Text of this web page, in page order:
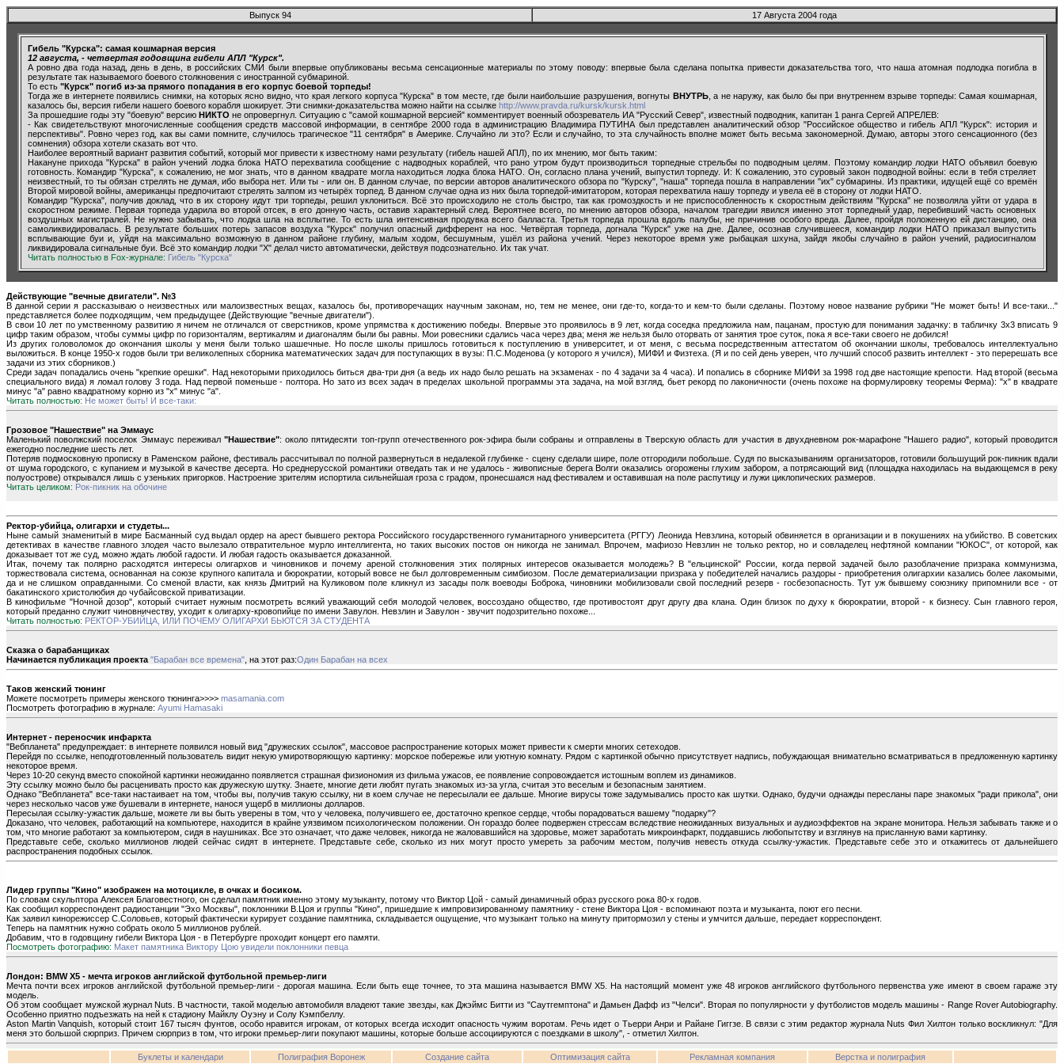
Выпуск 94 17 Августа 2004 года
Гибель "Курска": самая кошмарная версия
12 августа, - четвертая годовщина гибели АПЛ "Курск".
А ровно два года назад, день в день, в российских СМИ были впервые опубликованы весьма сенсационные материалы по этому поводу: впервые была сделана попытка привести доказательства того, что наша атомная подлодка погибла в
результате так называемого боевого столкновения с иностранной субмариной.
То есть "Курск" погиб из-за прямого попадания в его корпус боевой торпеды!
Тогда же в интернете появились снимки, на которых ясно видно, что края легкого корпуса "Курска" в том месте, где были наибольшие разрушения, вогнуты ВНУТРЬ, а не наружу, как было бы при внутреннем взрыве торпеды: Самая кошмарная,
казалось бы, версия гибели нашего боевого корабля шокирует. Эти снимки-доказательства можно найти на ссылке http://www.pravda.ru/kursk/kursk.html
За прошедшие годы эту "боевую" версию НИКТО не опровергнул. Ситуацию с "самой кошмарной версией" комментирует военный обозреватель ИА "Русский Север", известный подводник, капитан 1 ранга Сергей АПРЕЛЕВ:
- Как свидетельствуют многочисленные сообщения средств массовой информации, в сентябре 2000 года в администрацию Владимира ПУТИНА был представлен аналитический обзор "Российское общество и гибель АПЛ "Курск": история и
перспективы". Ровно через год, как вы сами помните, случилось трагическое "11 сентября" в Америке. Случайно ли это? Если и случайно, то эта случайность вполне может быть весьма закономерной. Думаю, авторы этого сенсационного (без
сомнения) обзора хотели сказать вот что.
Наиболее вероятный вариант развития событий, который мог привести к известному нами результату (гибель нашей АПЛ), по их мнению, мог быть таким:
Накануне прихода "Курска" в район учений лодка блока НАТО перехватила сообщение с надводных кораблей, что рано утром будут производиться торпедные стрельбы по подводным целям. Поэтому командир лодки НАТО объявил боевую
готовность. Командир "Курска", к сожалению, не мог знать, что в данном квадрате могла находиться лодка блока НАТО. Он, согласно плана учений, выпустил торпеду. И: К сожалению, это суровый закон подводной войны: если в тебя стреляет
неизвестный, то ты обязан стрелять не думая, ибо выбора нет. Или ты - или он. В данном случае, по версии авторов аналитического обзора по "Курску", "наша" торпеда пошла в направлении "их" субмарины. Из практики, идущей ещё со времён
Второй мировой войны, американцы предпочитают стрелять залпом из четырёх торпед. В данном случае одна из них была торпедой-имитатором, которая перехватила нашу торпеду и увела её в сторону от лодки НАТО.
Командир "Курска", получив доклад, что в их сторону идут три торпеды, решил уклониться. Всё это происходило не столь быстро, так как громоздкость и не приспособленность к скоростным действиям "Курска" не позволяла уйти от удара в
скоростном режиме. Первая торпеда ударила во второй отсек, в его донную часть, оставив характерный след. Вероятнее всего, по мнению авторов обзора, началом трагедии явился именно этот торпедный удар, перебивший часть основных
воздушных магистралей. Не нужно забывать, что лодка шла на всплытие. То есть шла интенсивная продувка всего балласта. Третья торпеда прошла вдоль палубы, не причинив особого вреда. Далее, пройдя положенную ей дистанцию, она
самоликвидировалась. В результате больших потерь запасов воздуха "Курск" получил опасный дифферент на нос. Четвёртая торпеда, догнала "Курск" уже на дне. Далее, осознав случившееся, командир лодки НАТО приказал выпустить
всплывающие буи и, уйдя на максимально возможную в данном районе глубину, малым ходом, бесшумным, ушёл из района учений. Через некоторое время уже рыбацкая шхуна, зайдя якобы случайно в район учений, радиосигналом
ликвидировала сигнальные буи. Всё это командир лодки "Х" делал чисто автоматически, действуя подсознательно. Их так учат.
Читать полностью в Fox-журнале: Гибель "Курска"
Действующие "вечные двигатели". №3
В данной серии я рассказываю о неизвестных или малоизвестных вещах, казалось бы, противоречащих научным законам, но, тем не менее, они где-то, когда-то и кем-то были сделаны. Поэтому новое название рубрики "Не может быть! И все-таки..."
представляется более подходящим, чем предыдущее (Действующие "вечные двигатели").
В свои 10 лет по умственному развитию я ничем не отличался от сверстников, кроме упрямства к достижению победы. Впервые это проявилось в 9 лет, когда соседка предложила нам, пацанам, простую для понимания задачку: в табличку 3х3 вписать 9
цифр таким образом, чтобы суммы цифр по горизонталям, вертикалям и диагоналям были бы равны. Мои ровесники сдались часа через два; меня же нельзя было оторвать от занятия трое суток, пока я все-таки своего не добился!
Из других головоломок до окончания школы у меня были только шашечные. Но после школы пришлось готовиться к поступлению в университет, и от меня, с весьма посредственным аттестатом об окончании школы, требовалось интеллектуально
выложиться. В конце 1950-х годов были три великолепных сборника математических задач для поступающих в вузы: П.С.Моденова (у которого я учился), МИФИ и Физтеха. (Я и по сей день уверен, что лучший способ развить интеллект - это перерешать все
задачи из этих сборников.)
Среди задач попадались очень "крепкие орешки". Над некоторыми приходилось биться два-три дня (а ведь их надо было решать на экзаменах - по 4 задачи за 4 часа). И попались в сборнике МИФИ за 1998 год две настоящие крепости. Над второй (весьма
специального вида) я ломал голову 3 года. Над первой поменьше - полтора. Но зато из всех задач в пределах школьной программы эта задача, на мой взгляд, бьет рекорд по лаконичности (очень похоже на формулировку теоремы Ферма): "х" в квадрате
минус "а" равно квадратному корню из "х" минус "а".
Читать полностью: Не может быть! И все-таки:
Грозовое "Нашествие" на Эммаус
Маленький поволжский поселок Эммаус переживал "Нашествие": около пятидесяти топ-групп отечественного рок-эфира были собраны и отправлены в Тверскую область для участия в двухдневном рок-марафоне "Нашего радио", который проводится
ежегодно последние шесть лет.
Потеряв подмосковную прописку в Раменском районе, фестиваль рассчитывал по полной развернуться в недалекой глубинке - сцену сделали шире, поле отгородили побольше. Судя по высказываниям организаторов, готовили большущий рок-пикник вдали
от шума городского, с купанием и музыкой в качестве десерта. Но среднерусской романтики отведать так и не удалось - живописные берега Волги оказались огорожены глухим забором, а потрясающий вид (площадка находилась на выдающемся в реку
полуострове) открывался лишь с узеньких пригорков. Настроение зрителям испортила сильнейшая гроза с градом, пронесшаяся над фестивалем и оставившая на поле распутицу и лужи циклопических размеров.
Читать целиком: Рок-пикник на обочине
Ректор-убийца, олигархи и студеты...
Ныне самый знаменитый в мире Басманный суд выдал ордер на арест бывшего ректора Российского государственного гуманитарного университета (РГГУ) Леонида Невзлина, который обвиняется в организации и в покушениях на убийство. В советских
детективах в качестве главного злодея часто вылезало отвратительное мурло интеллигента, но таких высоких постов он никогда не занимал. Впрочем, мафиозо Невзлин не только ректор, но и совладелец нефтяной компании "ЮКОС", от которой, как
доказывает тот же суд, можно ждать любой гадости. И любая гадость оказывается доказанной.
Итак, почему так полярно расходятся интересы олигархов и чиновников и почему ареной столкновения этих полярных интересов оказывается молодежь? В "ельцинской" России, когда первой задачей было разоблачение призрака коммунизма,
торжествовала система, основанная на союзе крупного капитала и бюрократии, который вовсе не был долговременным симбиозом. После дематериализации призрака у победителей начались раздоры - приобретения олигархии казались более лакомыми,
да и не слишком оправданными. Со сменой власти, как князь Дмитрий на Куликовом поле кликнул из засады полк воеводы Боброка, чиновники мобилизовали свой последний резерв - госбезопасность. Тут уж бывшему союзнику припомнили все - от
бакатинского христолюбия до чубайсовской приватизации.
В кинофильме "Ночной дозор", который считает нужным посмотреть всякий уважающий себя молодой человек, воссоздано общество, где противостоят друг другу два клана. Один близок по духу к бюрократии, второй - к бизнесу. Сын главного героя,
который преданно служит чиновничеству, уходит к олигарху-кровопийце по имени Завулон. Невзлин и Завулон - звучит подозрительно похоже...
Читать полностью: РЕКТОР-УБИЙЦА, ИЛИ ПОЧЕМУ ОЛИГАРХИ БЬЮТСЯ ЗА СТУДЕНТА
Сказка о барабанщиках
Начинается публикация проекта "Барабан все времена" , на этот раз:Один Барабан на всех
Таков женский тюнинг
Можете посмотреть примеры женского тюнинга>>>> masamania.com
Посмотреть фотографию в журнале: Ayumi Hamasaki
Интернет - переносчик инфаркта
"Вебпланета" предупреждает: в интернете появился новый вид "дружеских ссылок", массовое распространение которых может привести к смерти многих сетеходов.
Перейдя по ссылке, неподготовленный пользователь видит некую умиротворяющую картинку: морское побережье или уютную комнату. Рядом с картинкой обычно присутствует надпись, побуждающая внимательно всматриваться в предложенную картинку
некоторое время.
Через 10-20 секунд вместо спокойной картинки неожиданно появляется страшная физиономия из фильма ужасов, ее появление сопровождается истошным воплем из динамиков.
Эту ссылку можно было бы расценивать просто как дружескую шутку. Знаете, многие дети любят пугать знакомых из-за угла, считая это веселым и безопасным занятием.
Однако "Вебпланета" все-таки настаивает на том, чтобы вы, получив такую ссылку, ни в коем случае не пересылали ее дальше. Многие вирусы тоже задумывались просто как шутки. Однако, будучи однажды пересланы паре знакомых "ради прикола", они
через несколько часов уже бушевали в интернете, нанося ущерб в миллионы долларов.
Пересылая ссылку-ужастик дальше, можете ли вы быть уверены в том, что у человека, получившего ее, достаточно крепкое сердце, чтобы порадоваться вашему "подарку"?
Доказано, что человек, работающий на компьютере, находится в крайне уязвимом психологическом положении. Он гораздо более подвержен стрессам вследствие неожиданных визуальных и аудиоэффектов на экране монитора. Нельзя забывать также и о
том, что многие работают за компьютером, сидя в наушниках. Все это означает, что даже человек, никогда не жаловавшийся на здоровье, может заработать микроинфаркт, поддавшись любопытству и взглянув на присланную вами картинку.
Представьте себе, сколько миллионов людей сейчас сидят в интернете. Представьте себе, сколько из них могут просто умереть за рабочим местом, получив невесть откуда ссылку-ужастик. Представьте себе это и откажитесь от дальнейшего
распространения подобных ссылок.
Лидер группы "Кино" изображен на мотоцикле, в очках и босиком.
По словам скульптора Алексея Благовестного, он сделал памятник именно этому музыканту, потому что Виктор Цой - самый динамичный образ русского рока 80-х годов.
Как сообщил корреспондент радиостанции "Эхо Москвы", поклонники В.Цоя и группы "Кино", пришедшие к импровизированному памятнику - стене Виктора Цоя - вспоминают поэта и музыканта, поют его песни.
Как заявил кинорежиссер С.Соловьев, который фактически курирует создание памятника, складывается ощущение, что музыкант только на минуту притормозил у стены и умчится дальше, передает корреспондент.
Теперь на памятник нужно собрать около 5 миллионов рублей.
Добавим, что в годовщину гибели Виктора Цоя - в Петербурге проходит концерт его памяти.
Посмотреть фотографию: Макет памятника Виктору Цою увидели поклонники певца
Лондон: BMW X5 - мечта игроков английской футбольной премьер-лиги
Мечта почти всех игроков английской футбольной премьер-лиги - дорогая машина. Если быть еще точнее, то эта машина называется BMW X5. На настоящий момент уже 48 игроков английского футбольного первенства уже имеют в своем гараже эту
модель.
Об этом сообщает мужской журнал Nuts. В частности, такой моделью автомобиля владеют такие звезды, как Джэймс Битти из "Саутгемптона" и Дамьен Дафф из "Челси". Вторая по популярности у футболистов модель машины - Range Rover Autobiography.
Особенно приятно подъезжать на ней к стадиону Майклу Оуэну и Солу Кэмпбеллу.
Aston Martin Vanquish, который стоит 167 тысяч фунтов, особо нравится игрокам, от которых всегда исходит опасность чужим воротам. Речь идет о Тьерри Анри и Райане Гиггзе. В связи с этим редактор журнала Nuts Фил Хилтон только воскликнул: "Для
меня это большой сюрприз. Причем сюрприз в том, что игроки премьер-лиги покупают машины, которые больше ассоциируются с поездками в школу", - отметил Хилтон.
Буклеты и календари Полиграфия Воронеж Создание сайта Оптимизация сайта Рекламная компания Верстка и полиграфия